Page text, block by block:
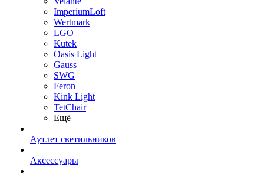
ImperiumLoft
Wertmark
LGO
Kutek
Oasis Light
Gauss
SWG
Feron
Kink Light
TetСhair
Ещё
Аутлет светильников
Аксессуары